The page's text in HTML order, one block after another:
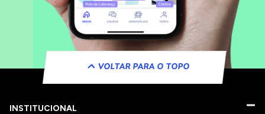
VOLTAR PARA O TOPO
INSTITUCIONAL